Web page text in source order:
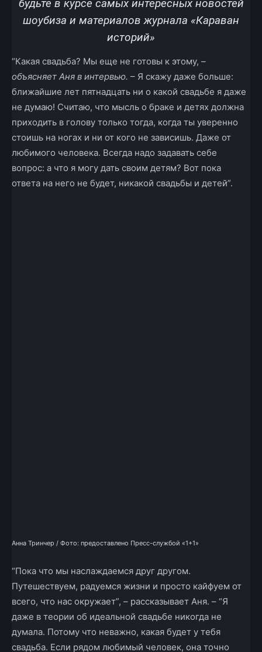
будьте в курсе самых интересных новостей
шоубиза и материалов журнала «Караван
историй»
“Какая свадьба? Мы еще не готовы к этому, –
объясняет Аня в интервью. – Я скажу даже больше:
ближайшие лет пятнадцать ни о какой свадьбе я даже
не думаю! Считаю, что мысль о браке и детях должна
приходить в голову только тогда, когда ты уверенно
стоишь на ногах и ни от кого не зависишь. Даже от
любимого человека. Всегда надо задавать себе
вопрос: а что я могу дать своим детям? Вот пока
ответа на него не будет, никакой свадьбы и детей”.
Анна Тринчер / Фото: предоставлено Пресс-службой «1+1»
“Пока что мы наслаждаемся друг другом.
Путешествуем, радуемся жизни и просто кайфуем от
всего, что нас окружает”, – рассказывает Аня. – “Я
даже в теории об идеальной свадьбе никогда не
думала. Потому что неважно, какая будет у тебя
свадьба. Если рядом любимый человек, она точно